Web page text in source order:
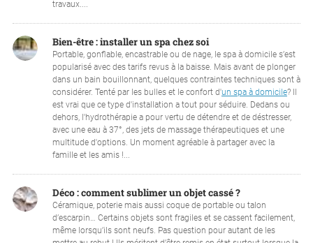
travaux....
Bien-être : installer un spa chez soi
Portable, gonflable, encastrable ou de nage, le spa à domicile s’est
popularisé avec des tarifs revus à la baisse. Mais avant de plonger
dans un bain bouillonnant, quelques contraintes techniques sont à
considérer. Tenté par les bulles et le confort d'un spa à domicile? Il
est vrai que ce type d'installation a tout pour séduire. Dedans ou
dehors, l'hydrothérapie a pour vertu de détendre et de déstresser,
avec une eau à 37°, des jets de massage thérapeutiques et une
multitude d'options. Un moment agréable à partager avec la
famille et les amis !...
Déco : comment sublimer un objet cassé ?
Céramique, poterie mais aussi coque de portable ou talon
d’escarpin… Certains objets sont fragiles et se cassent facilement,
même lorsqu’ils sont neufs. Pas question pour autant de les